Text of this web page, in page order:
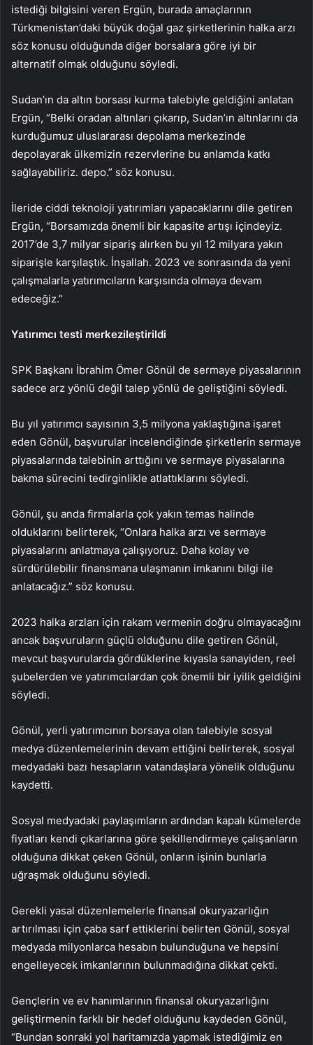
istediği bilgisini veren Ergün, burada amaçlarının
Türkmenistan’daki büyük doğal gaz şirketlerinin halka arzı
söz konusu olduğunda diğer borsalara göre iyi bir
alternatif olmak olduğunu söyledi.
Sudan’ın da altın borsası kurma talebiyle geldiğini anlatan
Ergün, “Belki oradan altınları çıkarıp, Sudan’ın altınlarını da
kurduğumuz uluslararası depolama merkezinde
depolayarak ülkemizin rezervlerine bu anlamda katkı
sağlayabiliriz. depo.” söz konusu.
İleride ciddi teknoloji yatırımları yapacaklarını dile getiren
Ergün, “Borsamızda önemli bir kapasite artışı içindeyiz.
2017’de 3,7 milyar sipariş alırken bu yıl 12 milyara yakın
siparişle karşılaştık. İnşallah. 2023 ve sonrasında da yeni
çalışmalarla yatırımcıların karşısında olmaya devam
edeceğiz.”
Yatırımcı testi merkezileştirildi
SPK Başkanı İbrahim Ömer Gönül de sermaye piyasalarının
sadece arz yönlü değil talep yönlü de geliştiğini söyledi.
Bu yıl yatırımcı sayısının 3,5 milyona yaklaştığına işaret
eden Gönül, başvurular incelendiğinde şirketlerin sermaye
piyasalarında talebinin arttığını ve sermaye piyasalarına
bakma sürecini tedirginlikle atlattıklarını söyledi.
Gönül, şu anda firmalarla çok yakın temas halinde
olduklarını belirterek, “Onlara halka arzı ve sermaye
piyasalarını anlatmaya çalışıyoruz. Daha kolay ve
sürdürülebilir finansmana ulaşmanın imkanını bilgi ile
anlatacağız.” söz konusu.
2023 halka arzları için rakam vermenin doğru olmayacağını
ancak başvuruların güçlü olduğunu dile getiren Gönül,
mevcut başvurularda gördüklerine kıyasla sanayiden, reel
şubelerden ve yatırımcılardan çok önemli bir iyilik geldiğini
söyledi.
Gönül, yerli yatırımcının borsaya olan talebiyle sosyal
medya düzenlemelerinin devam ettiğini belirterek, sosyal
medyadaki bazı hesapların vatandaşlara yönelik olduğunu
kaydetti.
Sosyal medyadaki paylaşımların ardından kapalı kümelerde
fiyatları kendi çıkarlarına göre şekillendirmeye çalışanların
olduğuna dikkat çeken Gönül, onların işinin bunlarla
uğraşmak olduğunu söyledi.
Gerekli yasal düzenlemelerle finansal okuryazarlığın
artırılması için çaba sarf ettiklerini belirten Gönül, sosyal
medyada milyonlarca hesabın bulunduğuna ve hepsini
engelleyecek imkanlarının bulunmadığına dikkat çekti.
Gençlerin ve ev hanımlarının finansal okuryazarlığını
geliştirmenin farklı bir hedef olduğunu kaydeden Gönül,
“Bundan sonraki yol haritamızda yapmak istediğimiz en